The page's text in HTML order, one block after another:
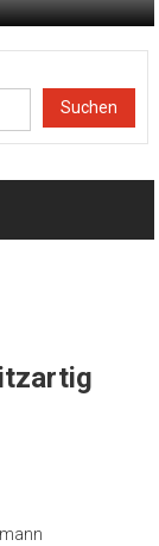
Suchen